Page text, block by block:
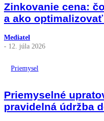
Zinkovanie cena:
a ako
Mediatel
- 12. júla 2026
Priemysel
Priemyselné
pravidelná údržba